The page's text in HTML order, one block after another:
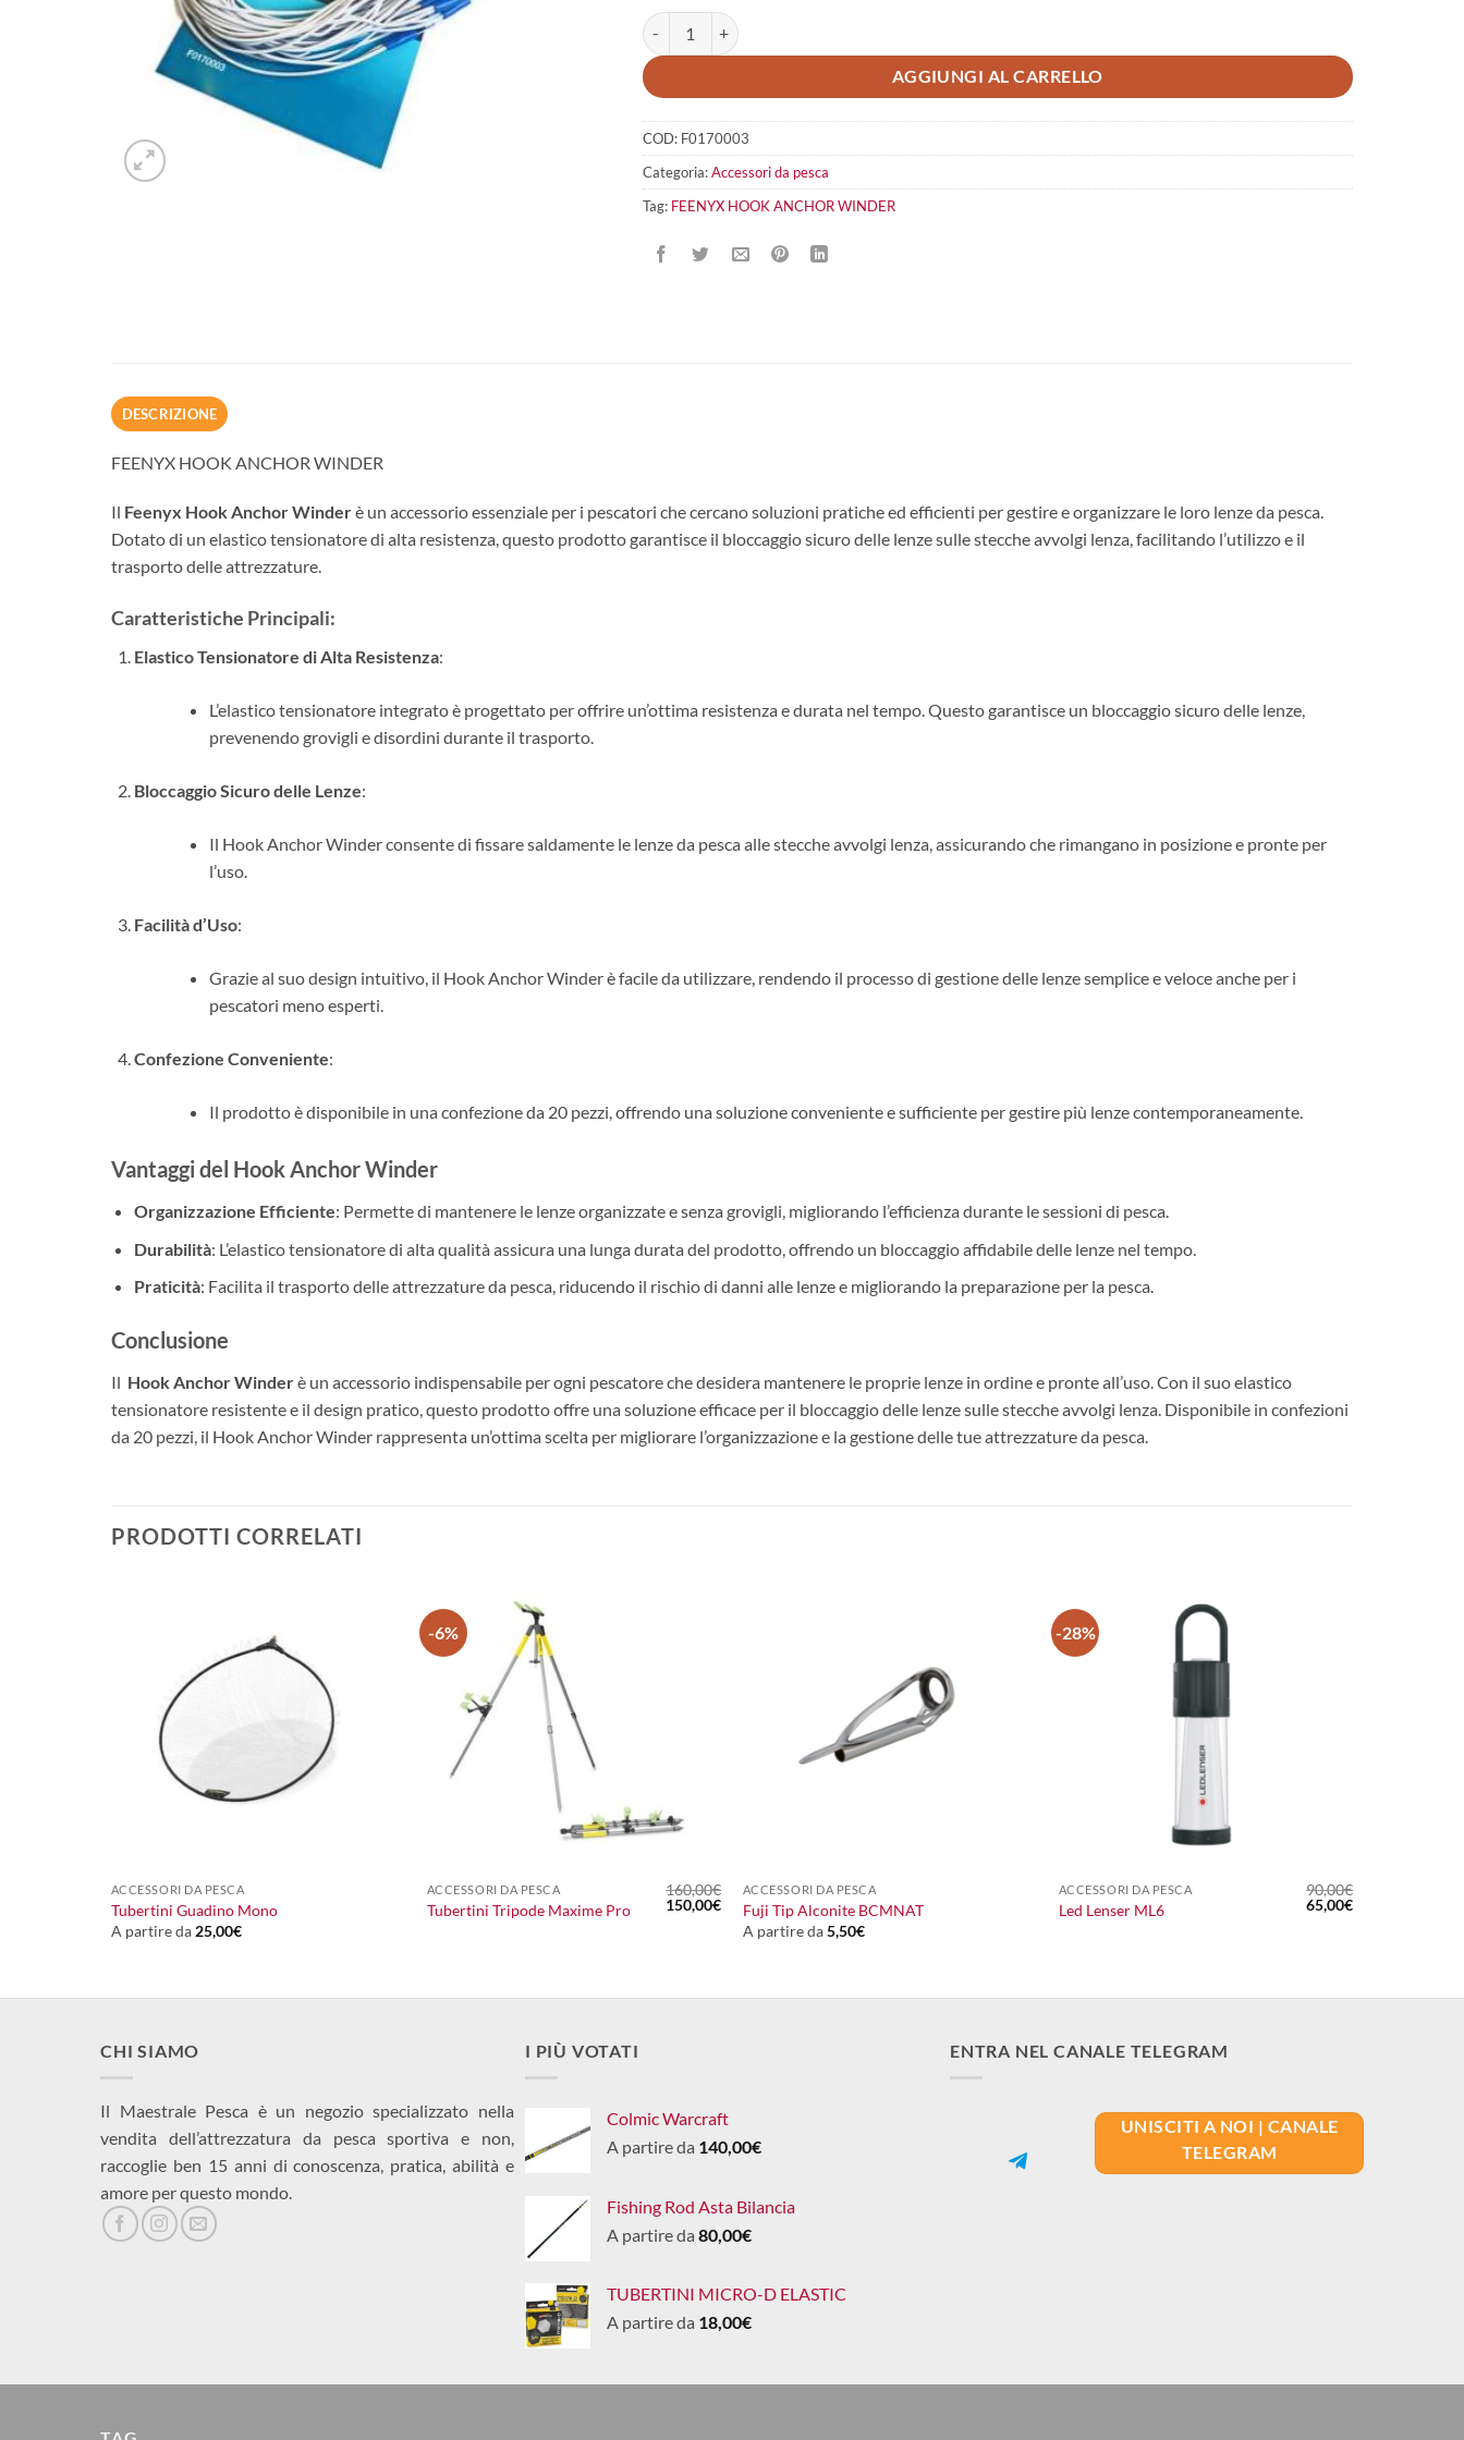
FEENYX HOOK ANCHOR WINDER quantità
AGGIUNGI AL CARRELLO
COD: F0170003
Categoria:Accessori da pesca
Tag: FEENYX HOOK ANCHOR WINDER
DESCRIZIONE
FEENYX HOOK ANCHOR WINDER
Il Feenyx Hook Anchor Winderè un accessorio essenziale per i pescatori che cercano soluzioni pratiche ed efficienti per gestire e organizzare le loro lenze da pesca.
Dotato di un elastico tensionatore di alta resistenza, questo prodotto garantisce il bloccaggio sicuro delle lenze sulle stecche avvolgi lenza, facilitando l’utilizzo e il
trasporto delle attrezzature.
Caratteristiche Principali:
Elastico Tensionatore di Alta Resistenza:
L’elastico tensionatore integrato è progettato per offrire un’ottima resistenza e durata nel tempo. Questo garantisce un bloccaggio sicuro delle lenze,
prevenendo grovigli e disordini durante il trasporto.
Bloccaggio Sicuro delle Lenze:
Il Hook Anchor Winder consente di fissare saldamente le lenze da pesca alle stecche avvolgi lenza, assicurando che rimangano in posizione e pronte per
l’uso.
Facilità d’Uso:
Grazie al suo design intuitivo, il Hook Anchor Winder è facile da utilizzare, rendendo il processo di gestione delle lenze semplice e veloce anche per i
pescatori meno esperti.
Confezione Conveniente:
Il prodotto è disponibile in una confezione da 20 pezzi, offrendo una soluzione conveniente e sufficiente per gestire più lenze contemporaneamente.
Vantaggi del Hook Anchor Winder
Organizzazione Efficiente: Permette di mantenere le lenze organizzate e senza grovigli, migliorando l’efficienza durante le sessioni di pesca.
Durabilità: L’elastico tensionatore di alta qualità assicura una lunga durata del prodotto, offrendo un bloccaggio affidabile delle lenze nel tempo.
Praticità: Facilita il trasporto delle attrezzature da pesca, riducendo il rischio di danni alle lenze e migliorando la preparazione per la pesca.
Conclusione
Il Hook Anchor Winderè un accessorio indispensabile per ogni pescatore che desidera mantenere le proprie lenze in ordine e pronte all’uso. Con il suo elastico
tensionatore resistente e il design pratico, questo prodotto offre una soluzione efficace per il bloccaggio delle lenze sulle stecche avvolgi lenza. Disponibile in confezioni
da 20 pezzi, il Hook Anchor Winder rappresenta un’ottima scelta per migliorare l’organizzazione e la gestione delle tue attrezzature da pesca.
PRODOTTI CORRELATI
ACCESSORI DA PESCA
Tubertini Guadino Mono
A partire da25,00€
-6%
ACCESSORI DA PESCA
Tubertini Tripode Maxime Pro
160,00€
Il
prezzo
150,00€Il
prezzo
attuale
ACCESSORI DA PESCA
Fuji Tip Alconite BCMNAT
A partire da5,50€
-28%
ACCESSORI DA PESCA
Led Lenser ML6
90,00€
Il
prezzo
65,00€Il
CHI SIAMO
Il Maestrale Pesca è un negozio specializzato nella
vendita dell’attrezzatura da pesca sportiva e non,
raccoglie ben 15 anni di conoscenza, pratica, abilità e
amore per questo mondo.
I PIÙ VOTATI
Colmic Warcraft
A partire da 140,00€
Fishing Rod Asta Bilancia
A partire da 80,00€
TUBERTINI MICRO-D ELASTIC
A partire da 18,00€
ENTRA NEL CANALE TELEGRAM
UNISCITI A NOI | CANALE
TELEGRAM